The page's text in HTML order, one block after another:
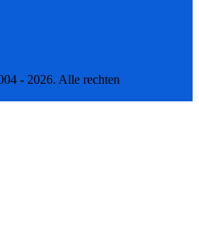
- 2026. Alle rechten